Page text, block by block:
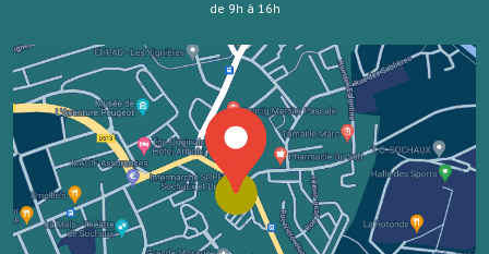
de 9h à 16h